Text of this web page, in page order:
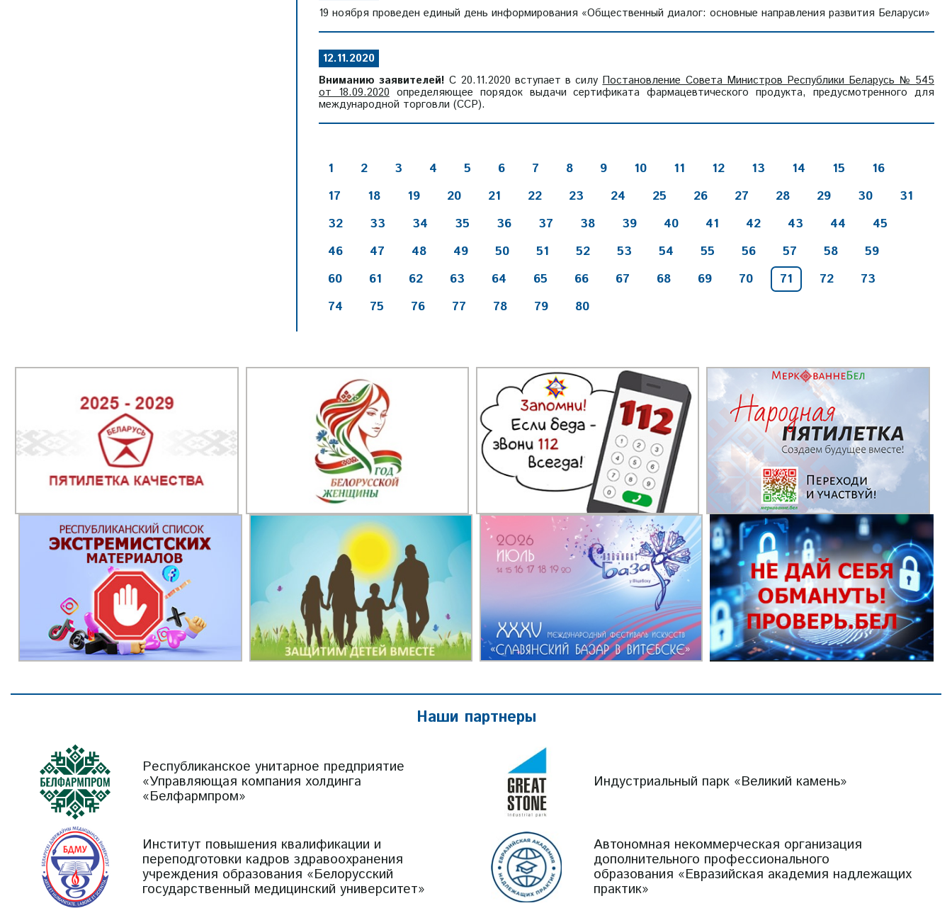
19 ноября проведен единый день информирования «Общественный диалог: основные направления развития Беларуси»
12.11.2020
Вниманию заявителей! С 20.11.2020 вступает в силуПостановление Совета Министров Республики Беларусь № 545
от 18.09.2020определяющее порядок выдачи сертификата фармацевтического продукта, предусмотренного для
международной торговли (ССР).
1 2 3 4 5 6 7 8 9 10 11 12 13 14 15
16
17
18 19 20 21 22 23 24 25 26 27 28 29 30
31
32
33 34 35 36 37 38 39 40 41 42 43 44
45
46
47 48 49 50 51 52 53 54 55 56 57 58
59
60
61 62 63 64 65 66 67 68 69 70 71 72
73
74
75 76 77 78 79 80
Наши партнеры
Республиканское унитарное предприятие
«Управляющая компания холдинга
«Белфармпром»
Индустриальный парк «Великий камень»
Институт повышения квалификации и
переподготовки кадров здравоохранения
учреждения образования «Белорусский
государственный медицинский университет»
Автономная некоммерческая организация
дополнительного профессионального
образования «Евразийская академия надлежащих
практик»